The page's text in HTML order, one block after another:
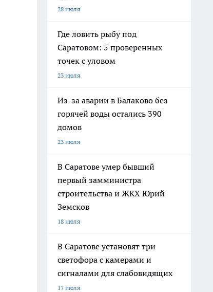
28 июля
Где ловить рыбу под
Саратовом: 5 проверенных
точек с уловом
23 июля
Из-за аварии в Балаково без
горячей воды остались 390
домов
23 июля
В Саратове умер бывший
первый замминистра
строительства и ЖКХ Юрий
Земсков
18 июля
В Саратове установят три
светофора с камерами и
сигналами для слабовидящих
17 июля